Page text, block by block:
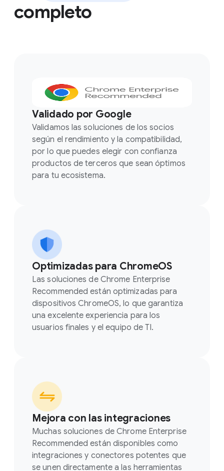
completo
Validado por Google
Validamos las soluciones de los socios
según el rendimiento y la compatibilidad,
por lo que puedes elegir con confianza
productos de terceros que sean óptimos
para tu ecosistema.
Optimizadas para ChromeOS
Las soluciones de Chrome Enterprise
Recommended están optimizadas para
dispositivos ChromeOS, lo que garantiza
una excelente experiencia para los
usuarios finales y el equipo de TI.
Mejora con las integraciones
Muchas soluciones de Chrome Enterprise
Recommended están disponibles como
integraciones y conectores potentes que
se unen directamente a las herramientas